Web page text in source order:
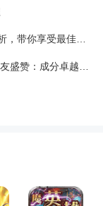
的个人信息保
很酷炫，界面
期登录就比较
局的消耗流量